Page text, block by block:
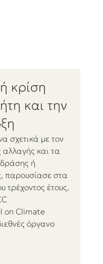
κρίση
και την
σχετικά με τον
αλλαγής και τα
ή
παρουσίασε στα
τρέχοντος έτους,
on Climate
όργανο